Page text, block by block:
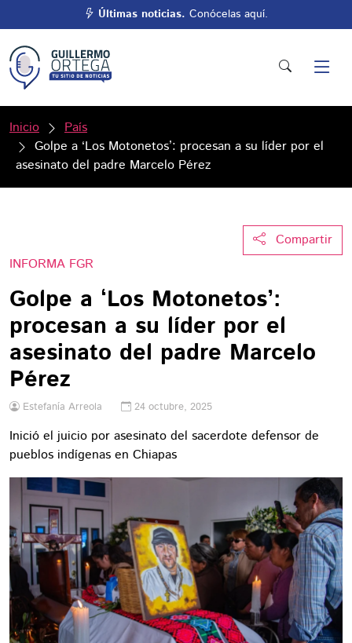
Últimas noticias. Conócelas aquí.
Inicio
País
Golpe a ‘Los Motonetos’: procesan a su líder por el
asesinato del padre Marcelo Pérez
Compartir
INFORMA FGR
Golpe a ‘Los Motonetos’:
procesan a su líder por el
asesinato del padre Marcelo
Pérez
Estefanía Arreola 24 octubre, 2025
Inició el juicio por asesinato del sacerdote defensor de
pueblos indígenas en Chiapas